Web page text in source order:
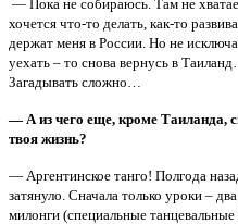
— Пока не собираюсь. Там не
хочется что-то делать, как-то
держат меня в России. Но не
уехать – то снова вернусь в
Загадывать сложно…
— А из чего еще, кроме Таиланда,
твоя жизнь?
— Аргентинское танго! Полгода
затянуло. Сначала только уроки –
милонги (специальные